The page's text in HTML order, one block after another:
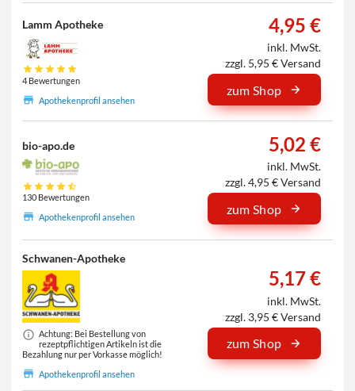
Lamm Apotheke
4 Bewertungen
Apothekenprofil ansehen
4,95 €
inkl. MwSt.
zzgl. 5,95 € Versand
zum Shop
bio-apo.de
130 Bewertungen
Apothekenprofil ansehen
5,02 €
inkl. MwSt.
zzgl. 4,95 € Versand
zum Shop
Schwanen-Apotheke
Achtung: Bei Bestellung von
rezeptpflichtigen Artikeln ist die
Bezahlung nur per Vorkasse möglich!
Apothekenprofil ansehen
5,17 €
inkl. MwSt.
zzgl. 3,95 € Versand
zum Shop